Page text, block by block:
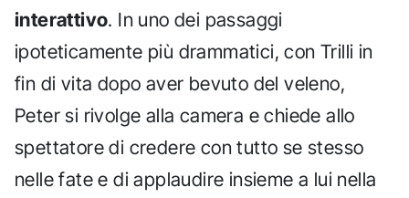
interattivo. In uno dei passaggi
ipoteticamente più drammatici, con Trilli in
fin di vita dopo aver bevuto del veleno,
Peter si rivolge alla camera e chiede allo
spettatore di credere con tutto se stesso
nelle fate e di applaudire insieme a lui nella